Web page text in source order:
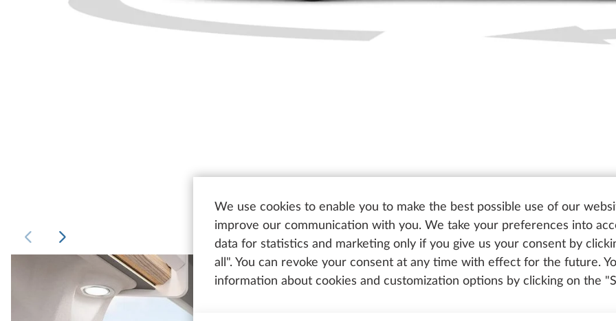
We use cookies to enable you to make the best possible use of our
improve our communication with you. We take your preferences into
data for statistics and marketing only if you give us your consent by
all". You can revoke your consent at any time with effect for the future.
information about cookies and customization options by clicking on the